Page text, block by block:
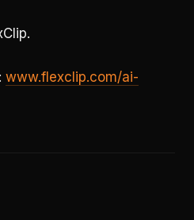
www.flexclip.com/ai-